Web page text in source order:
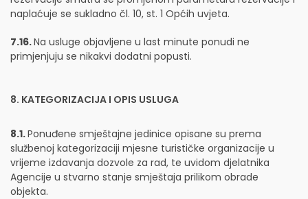
naplaćuje se sukladno čl. 10, st. 1 Općih uvjeta.
7.16.Na usluge objavljene u last minute ponudi ne
primjenjuju se nikakvi dodatni popusti.
8. KATEGORIZACIJA I OPIS USLUGA
8.1.Ponuđene smještajne jedinice opisane su prema
službenoj kategorizaciji mjesne turističke organizacije u
vrijeme izdavanja dozvole za rad, te uvidom djelatnika
Agencije u stvarno stanje smještaja prilikom obrade
objekta.